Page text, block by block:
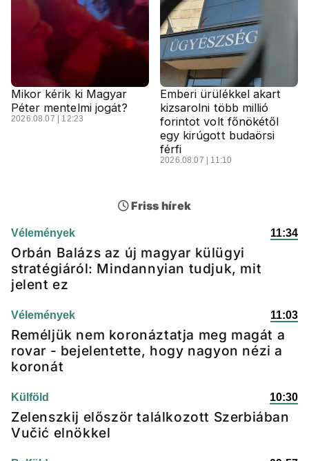
Mikor kérik ki Magyar
Péter mentelmi jogát?
2026.08.07 | 12:23
Emberi ürülékkel akart
kizsarolni több millió
forintot volt főnökétől
egy kirúgott budaörsi
férfi
2026.08.07 | 11:10
Friss hírek
Vélemények 11:34
Orbán Balázs az új magyar külügyi
stratégiáról: Mindannyian tudjuk, mit
jelent ez
Vélemények 11:03
Reméljük nem koronáztatja meg magát a
rovar - bejelentette, hogy nagyon nézi a
koronát
Külföld 10:30
Zelenszkij először találkozott Szerbiában
Vučić elnökkel